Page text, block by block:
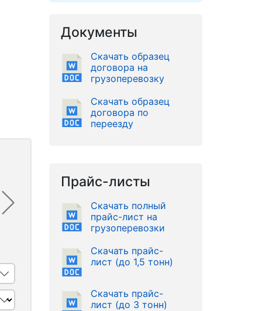
Документы
Скачать образец
договора на
грузоперевозку
Скачать образец
договора по
переезду
Прайс-листы
Скачать полный
прайс-лист на
грузоперевозки
Скачать прайс-
лист (до 1,5 тонн)
Скачать прайс-
лист (до 3 тонн)